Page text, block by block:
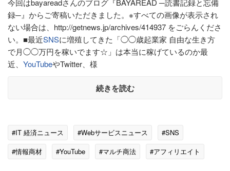
今回はbayareadさんのブログ『BAYAREAD ─読書記録と忘備
録─』からご寄稿いただきました。※すべての画像が表示され
ない場合は、http://getnews.jp/archives/414937 をごらんくださ
い。■最近SNSに増殖してきた「◯◯歳起業家 自由な生き方
で月◯◯万円を稼いでます☆」は本当に稼げているのか最
近、 YouTubeやTwitter、様
続きを読む
#IT 経済ニュース #Webサービスニュース
#SNS
#情報商材
#YouTube #マルチ商法 #アフィリエイト